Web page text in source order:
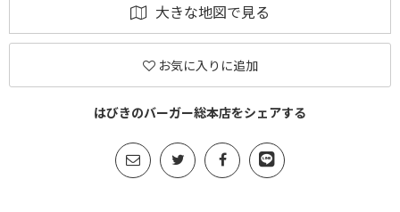
大きな地図で見る
お気に入りに追加
はびきのバーガー総本店をシェアする